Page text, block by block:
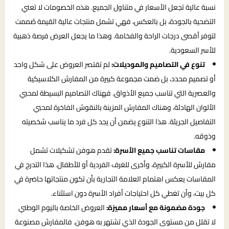
نسبة عالية تجعل الأسعار في متناول الجميع. هذه الخصومات لا تعني
التضحية بالجودة، بل بالعكس، فهي تشمل منتجات عالية القيمة صُممت
لتوفر أقصى درجات الراحة والفخامة. وهذا ما يجعل العرض فرصة ذهبية
للأسر السعودية.
تنوع في التصاميم والموديلات:لم تقتصر العروض على شكل واحد
أو تصميم محدد، بل ضمت مجموعة كبيرة من المفارش الكلاسيكية
والعصرية التي تناسب جميع الأذواق. فهناك التصاميم البسيطة لمحبي
الألوان الهادئة، وهناك المفارش المزينة بالنقوش الفاخرة لمحبي
التفاصيل الجريئة. هذا التنوع يضمن أن يجد كل فرد ما يناسب شخصيته
وذوقه.
مقاسات تناسب جميع الأسرة:تقدم هوفن تشكيلات تشمل
مفارش للأسرة الكبيرة، وأخرى للغرف الفردية أو للأطفال. هذا التدرج في
المقاسات يعكس اهتمام العلامة التجارية بأن تكون منتجاتها حاضرة في
كل بيت، وأن تغطي كل احتياجات أفراد الأسرة دون استثناء.
جودة مضمونة مع أسعار مميزة:العروض الخاصة باليوم الوطني
لا تقلل من مستوى الجودة الذي تشتهر به هوفن. فالمفارش مصنوعة